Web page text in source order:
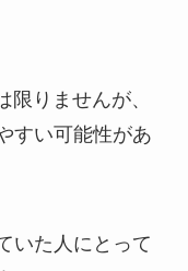
りませんが、
すい可能性があ
いた人にとって